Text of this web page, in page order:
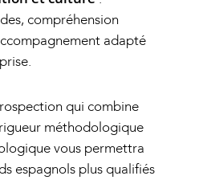
compréhension
adapté
qui combine
méthodologique
vous permettra
espagnols plus qualifiés